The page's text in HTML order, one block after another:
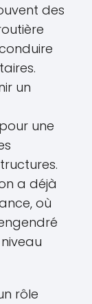
des
un
une
a déjà
où
rôle